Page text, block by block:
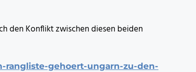
den Konflikt zwischen diesen beiden
gehoert-ungarn-zu-den-